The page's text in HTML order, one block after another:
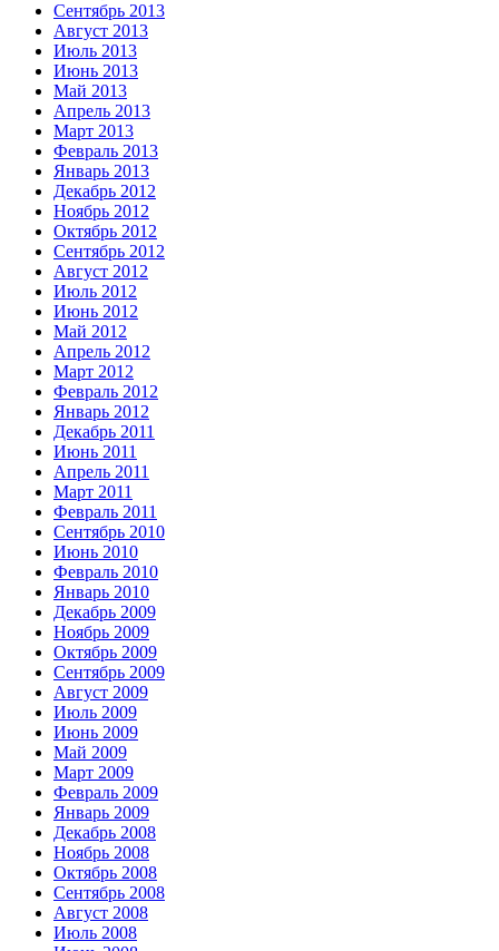
Сентябрь 2013
Август 2013
Июль 2013
Июнь 2013
Май 2013
Апрель 2013
Март 2013
Февраль 2013
Январь 2013
Декабрь 2012
Ноябрь 2012
Октябрь 2012
Сентябрь 2012
Август 2012
Июль 2012
Июнь 2012
Май 2012
Апрель 2012
Март 2012
Февраль 2012
Январь 2012
Декабрь 2011
Июнь 2011
Апрель 2011
Март 2011
Февраль 2011
Сентябрь 2010
Июнь 2010
Февраль 2010
Январь 2010
Декабрь 2009
Ноябрь 2009
Октябрь 2009
Сентябрь 2009
Август 2009
Июль 2009
Июнь 2009
Май 2009
Март 2009
Февраль 2009
Январь 2009
Декабрь 2008
Ноябрь 2008
Октябрь 2008
Сентябрь 2008
Август 2008
Июль 2008